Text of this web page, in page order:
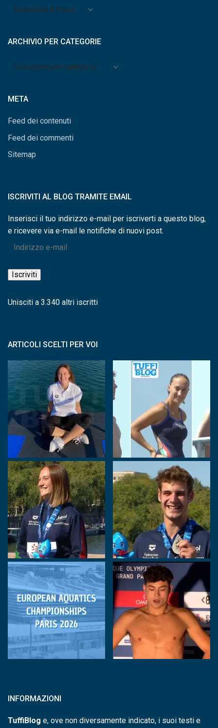
Archivio
ARCHIVIO PER CATEGORIE
Archivio
META
Feed dei contenuti
Feed dei commenti
Sitemap
ISCRIVITI AL BLOG TRAMITE EMAIL
Inserisci il tuo indirizzo e-mail per iscriverti a questo blog,
e ricevere via e-mail le notifiche di nuovi post.
Indirizzo
mail
Iscriviti
Unisciti a 3.340 altri iscritti
ARTICOLI SCELTI PER VOI
INFORMAZIONI
TuffiBlog e, ove non diversamente indicato, i suoi testi e